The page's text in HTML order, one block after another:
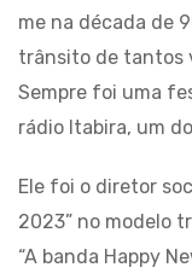
me na década de
trânsito de tantos
Sempre foi uma
rádio Itabira, um
Ele foi o diretor
2023” no modelo
“A banda Happy